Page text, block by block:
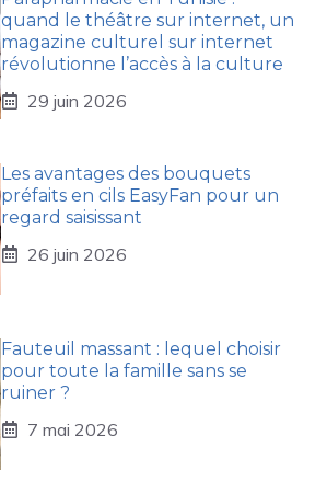
quand le théâtre sur internet, un
magazine culturel sur internet
révolutionne l’accès à la culture
29 juin 2026
Les avantages des bouquets
préfaits en cils EasyFan pour un
regard saisissant
26 juin 2026
Fauteuil massant : lequel choisir
pour toute la famille sans se
ruiner ?
7 mai 2026